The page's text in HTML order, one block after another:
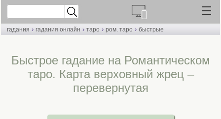
гадания › гадания онлайн › таро › ром. таро › быстрые
Быстрое гадание на Романтическом
таро. Карта верховный жрец –
перевернутая